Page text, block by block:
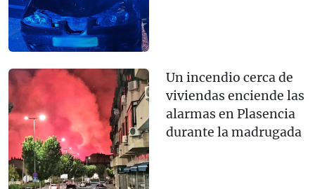
Un incendio cerca de
viviendas enciende las
alarmas en Plasencia
durante la madrugada